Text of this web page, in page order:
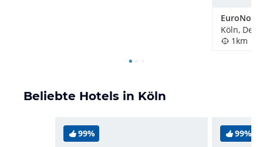
Köln,
1km
Beliebte Hotels in Köln
99% 99%